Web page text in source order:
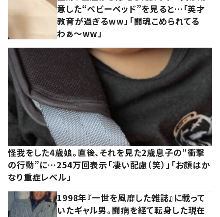
意した“ベビーベッド”を見ると…「英才
教育が過ぎるww」「闘魂こめられてる
わぁ～ww」
怪我をした4歳娘。直後、それを見た2歳息子の“衝撃
の行動”に…254万回表示「凄い配慮（笑）」「お顔はか
なり重症レベル」
1998年『一世を風靡した雑誌』に載って
いたギャル男。闘病を経て転身した現在